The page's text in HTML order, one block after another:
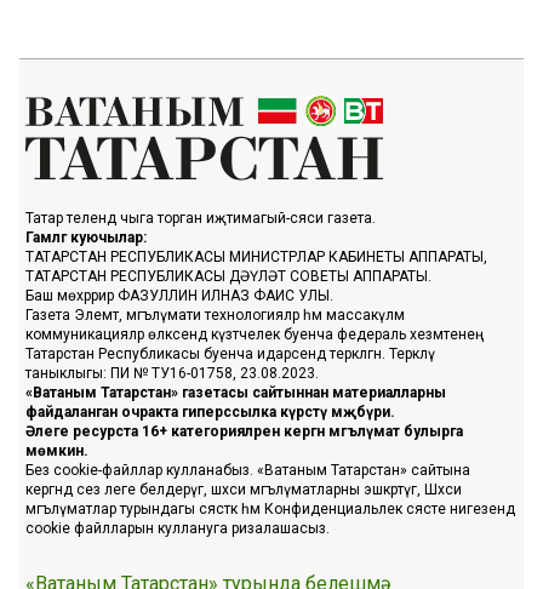
Татар телендә чыга торган иҗтимагый-сәяси газета.
Гамәлгә куючылар:
ТАТАРСТАН РЕСПУБЛИКАСЫ МИНИСТРЛАР КАБИНЕТЫ АППАРАТЫ,
ТАТАРСТАН РЕСПУБЛИКАСЫ ДӘҮЛӘТ СОВЕТЫ АППАРАТЫ.
Баш мөхәррир ФАЗУЛЛИН ИЛНАЗ ФАИС УЛЫ.
Газета Элемтә, мәгълүмати технологияләр һәм массакүләм
коммуникацияләр өлкәсендә күзәтчелек буенча федераль хезмәтенең
Татарстан Республикасы буенча идарәсендә теркәлгән. Теркәлү
таныклыгы: ПИ № ТУ16-01758, 23.08.2023.
«Ватаным Татарстан» газетасы сайтыннан материалларны
файдаланган очракта гиперссылка күрсәтү мәҗбүри.
Әлеге ресурста 16+ категорияләренә кергән мәгълүмат булырга
мөмкин.
Без cookie-файллар кулланабыз. «Ватаным Татарстан» сайтына
кергәндә сез әлеге белдерүгә, шәхси мәгълүматларны эшкәртүгә, Шәхси
мәгълүматлар турындагы сәясәткә һәм Конфиденциальлек сәясәте нигезендә
cookie файлларын куллануга ризалашасыз.
«Ватаным Татарстан» турында белешмә